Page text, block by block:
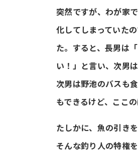
突然ですが、わが家
化してしまっていた
た。すると、長男は
い！」と言い、次男
次男は野池のバスも
もできるけど、ここ
たしかに、魚の引き
そんな釣り人の特権